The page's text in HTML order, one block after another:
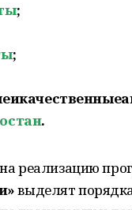
;
;
.
реализацию
выделят